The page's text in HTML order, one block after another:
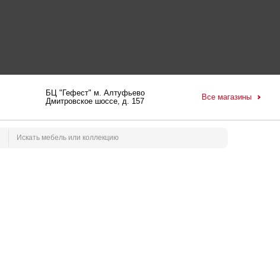
БЦ "Гефест" м. Алтуфьево
Дмитровское шоссе, д. 157
Все магазины